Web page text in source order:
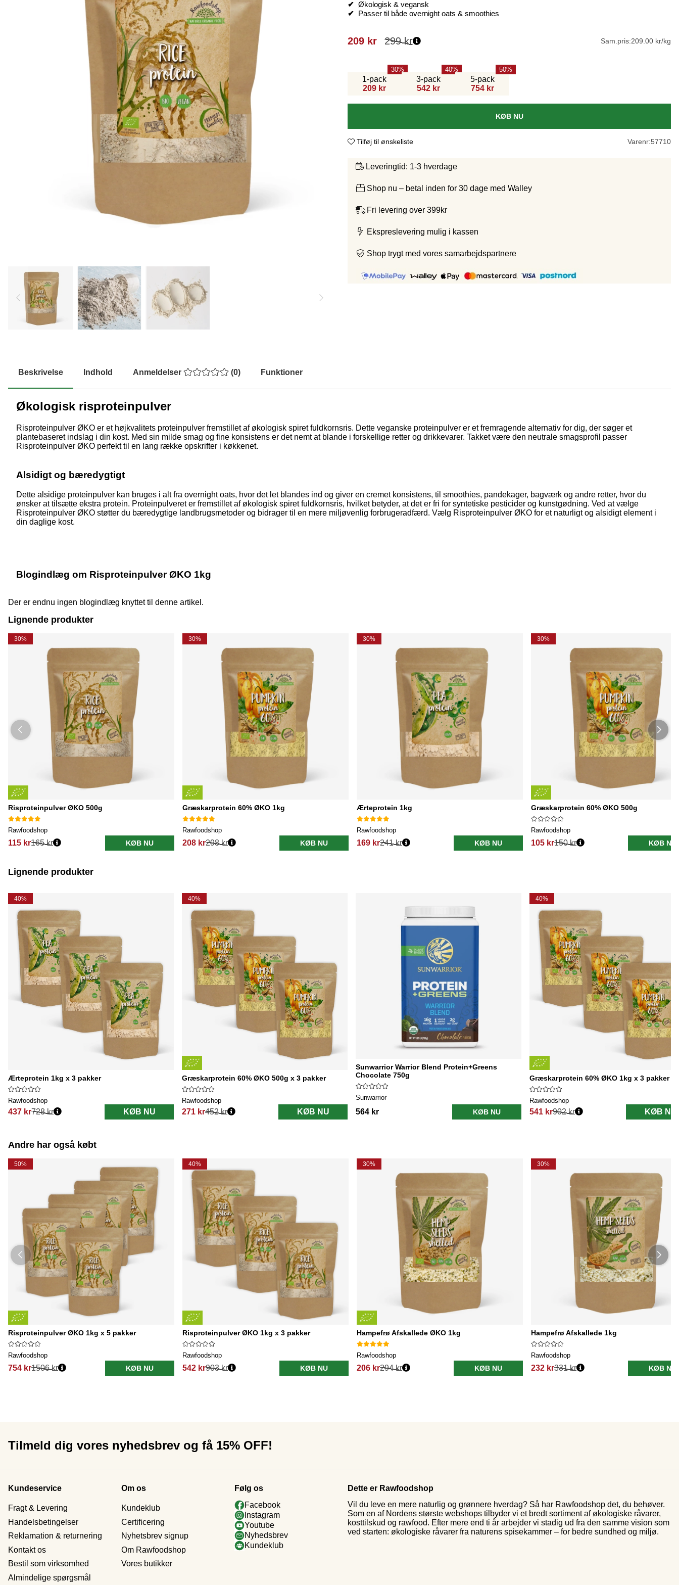
✔ Økologisk & vegansk
✔
Passer til både overnight oats & smoothies
299kr
209 kr Sam.pris:209.00 kr/kg
1-pack
209 kr
30
3-pack
542 kr
40
5-pack
754 kr
50
KØB NU
Tilføj til ønskeliste Varenr:57710
Leveringtid: 1-3 hverdage
Shop nu – betal inden for 30 dage med Walley
Fri levering over 399kr
Ekspreslevering mulig i kassen
Shop trygt med vores samarbejdspartnere
Beskrivelse Indhold Anmeldelser (0) Funktioner
Økologisk risproteinpulver
Risproteinpulver ØKO er et højkvalitets proteinpulver fremstillet af økologisk spiret fuldkornsris. Dette veganske proteinpulver er et fremragende alternativ for dig, der søger et
plantebaseret indslag i din kost. Med sin milde smag og fine konsistens er det nemt at blande i forskellige retter og drikkevarer. Takket være den neutrale smagsprofil passer
Risproteinpulver ØKO perfekt til en lang række opskrifter i køkkenet.
Alsidigt og bæredygtigt
Dette alsidige proteinpulver kan bruges i alt fra overnight oats, hvor det let blandes ind og giver en cremet konsistens, til smoothies, pandekager, bagværk og andre retter, hvor du
ønsker at tilsætte ekstra protein. Proteinpulveret er fremstillet af økologisk spiret fuldkornsris, hvilket betyder, at det er fri for syntetiske pesticider og kunstgødning. Ved at vælge
Risproteinpulver ØKO støtter du bæredygtige landbrugsmetoder og bidrager til en mere miljøvenlig forbrugeradfærd. Vælg Risproteinpulver ØKO for et naturligt og alsidigt element i
din daglige kost.
Blogindlæg om Risproteinpulver ØKO 1kg
Der er endnu ingen blogindlæg knyttet til denne artikel.
Lignende produkter
30%
Risproteinpulver ØKO 500g
Rawfoodshop
115 kr165 kr KØB NU
30%
Græskarprotein 60% ØKO 1kg
Rawfoodshop
208 kr298 kr KØB NU
30%
Ærteprotein 1kg
Rawfoodshop
169 kr241 kr KØB NU
30%
Græskarprotein 60% ØKO 500g
Rawfoodshop
105 kr150 kr KØB NU
Lignende produkter
40%
Ærteprotein 1kg x 3 pakker
Rawfoodshop
437 kr
Normalpris:
728 kr KØB NU
40%
Græskarprotein 60% ØKO 500g x 3 pakker
Rawfoodshop
271 kr
Normalpris:
452 kr KØB NU
Sunwarrior Warrior Blend Protein+Greens
Chocolate 750g
Sunwarrior
564 kr KØB NU
40%
Græskarprotein 60% ØKO 1kg x 3 pakker
Rawfoodshop
541 kr
Normalpris:
902 kr KØB NU
Andre har også købt
50%
Risproteinpulver ØKO 1kg x 5 pakker
Rawfoodshop
754 kr1506 kr KØB NU
40%
Risproteinpulver ØKO 1kg x 3 pakker
Rawfoodshop
542 kr903 kr KØB NU
30%
Hampefrø Afskallede ØKO 1kg
Rawfoodshop
206 kr294 kr KØB NU
30%
Hampefrø Afskallede 1kg
Rawfoodshop
232 kr331 kr KØB NU
Tilmeld dig vores nyhedsbrev og få 15% OFF!
Kundeservice
Fragt & Levering
Handelsbetingelser
Reklamation & returnering
Kontakt os
Bestil som virksomhed
Almindelige spørgsmål
Om os
Kundeklub
Certificering
Nyhetsbrev signup
Om Rawfoodshop
Vores butikker
Følg os
Facebook
Instagram
Youtube
Nyhedsbrev
Kundeklub
Dette er Rawfoodshop
Vil du leve en mere naturlig og grønnere hverdag? Så har Rawfoodshop det, du behøver.
Som en af Nordens største webshops tilbyder vi et bredt sortiment af økologiske råvarer,
kosttilskud og rawfood. Efter mere end ti år arbejder vi stadig ud fra den samme vision som
ved starten: økologiske råvarer fra naturens spisekammer – for bedre sundhed og miljø.